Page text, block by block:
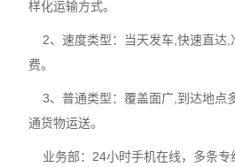
样化运输方式。
2、速度类型：当天发车,快速直达,
费。
3、普通类型：覆盖面广,到达地点
通货物运送。
业务部：24小时手机在线，多条专